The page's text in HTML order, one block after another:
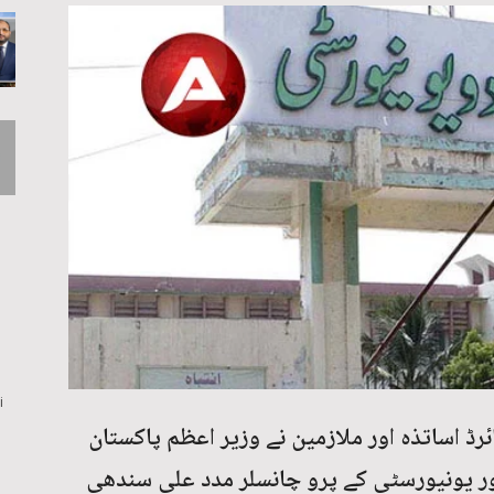
اساتذہ اور ملازمین نے وزیر اعظم پاکستان
یونیورسٹی کے پرو چانسلر مدد علی سندھی